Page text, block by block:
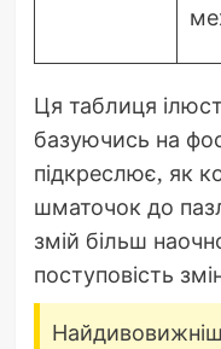
Ця таблиця
базуючись на
підкреслює, як
шматочок до
змій більш
поступовість